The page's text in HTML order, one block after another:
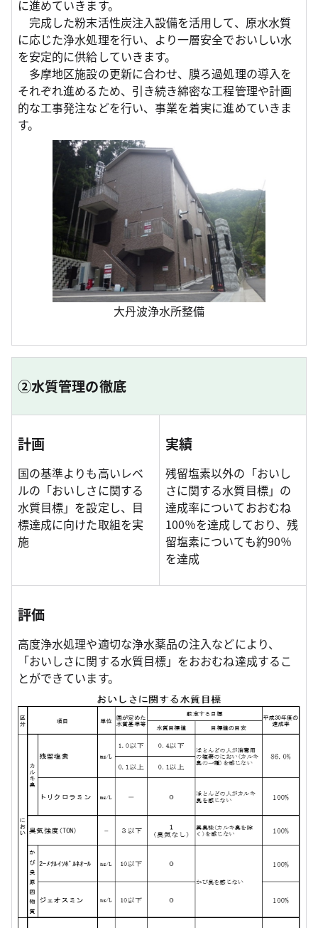
に進めていきます。
完成した粉末活性炭注入設備を活用して、原水水質
に応じた浄水処理を行い、より一層安全でおいしい水
を安定的に供給していきます。
多摩地区施設の更新に合わせ、膜ろ過処理の導入を
それぞれ進めるため、引き続き綿密な工程管理や計画
的な工事発注などを行い、事業を着実に進めていきま
す。
大丹波浄水所整備
②水質管理の徹底
計画
国の基準よりも高いレベ
ルの「おいしさに関する
水質目標」を設定し、目
標達成に向けた取組を実
施
実績
残留塩素以外の「おいし
さに関する水質目標」の
達成率についておおむね
100％を達成しており、残
留塩素についても約90％
を達成
評価
高度浄水処理や適切な浄水薬品の注入などにより、
「おいしさに関する水質目標」をおおむね達成するこ
とができています。